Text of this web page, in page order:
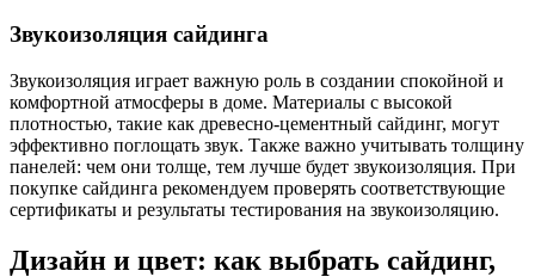
Звукоизоляция сайдинга
Звукоизоляция играет важную роль в создании спокойной и
комфортной атмосферы в доме. Материалы с высокой
плотностью, такие как древесно-цементный сайдинг, могут
эффективно поглощать звук. Также важно учитывать толщину
панелей: чем они толще, тем лучше будет звукоизоляция. При
покупке сайдинга рекомендуем проверять соответствующие
сертификаты и результаты тестирования на звукоизоляцию.
Дизайн и цвет: как выбрать сайдинг,